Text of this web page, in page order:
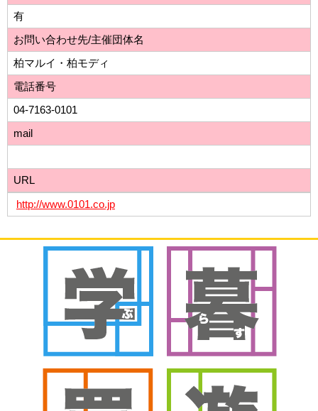
有
お問い合わせ先/主催団体名
柏マルイ・柏モディ
電話番号
04-7163-0101
mail
URL
http://www.0101.co.jp